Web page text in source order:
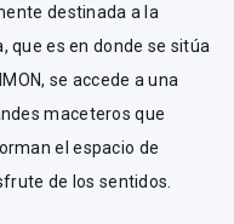
destinada a la
que es en donde se sitúa
se accede a una
maceteros que
el espacio de
de los sentidos.